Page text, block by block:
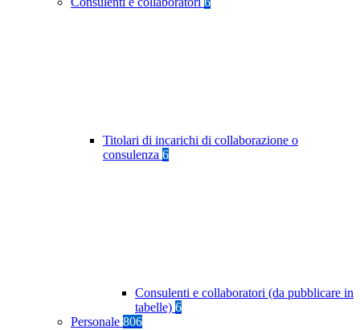
Titolari di incarichi di collaborazione o
consulenza 6
Consulenti e collaboratori (da pubblicare in
tabelle) 6
Personale 806